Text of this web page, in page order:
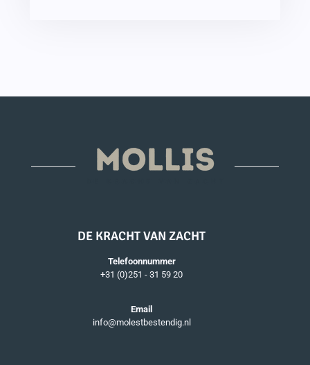
DE KRACHT VAN ZACHT
Telefoonnummer
+31 (0)251 - 31 59 20
Email
info@molestbestendig.nl